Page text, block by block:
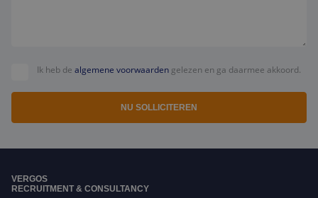
Ik heb de algemene voorwaarden gelezen en ga daarmee akkoord.
NU SOLLICITEREN
VERGOS
RECRUITMENT & CONSULTANCY